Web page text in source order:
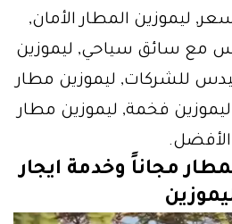
ليموزين المطار الأمان,
مع سائق سياحي, ليموزين
للشركات, ليموزين مطار
ليموزين فخمة, ليموزين مطار
الأفضل.
مجاناً وخدمة ايجار